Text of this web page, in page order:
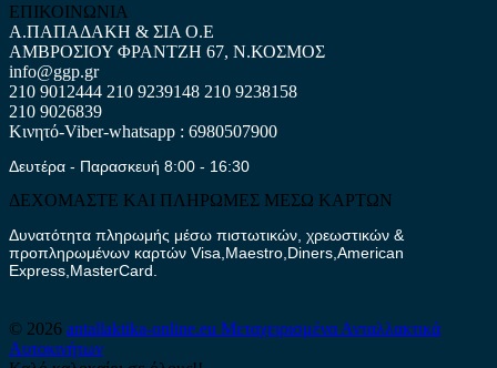
ΕΠΙΚΟΙΝΩΝΙΑ
Α.ΠΑΠΑΔΑΚΗ & ΣΙΑ Ο.Ε
ΑΜΒΡΟΣΙΟΥ ΦΡΑΝΤΖΗ 67, Ν.ΚΟΣΜΟΣ
info@ggp.gr
210 9012444 210 9239148 210 9238158
210 9026839
Κινητό-Viber-whatsapp : 6980507900
Δευτέρα - Παρασκευή 8:00 - 16:30
ΔΕΧΟΜΑΣΤΕ ΚΑΙ ΠΛΗΡΩΜΕΣ ΜΕΣΩ ΚΑΡΤΩΝ
Δυνατότητα πληρωμής μέσω πιστωτικών, χρεωστικών &
προπληρωμένων καρτών Visa,Maestro,Diners,American
Express,MasterCard.
© 2026 antallaktika-online.eu Μεταχειρισμένα Ανταλλακτικά
Αυτοκινήτων